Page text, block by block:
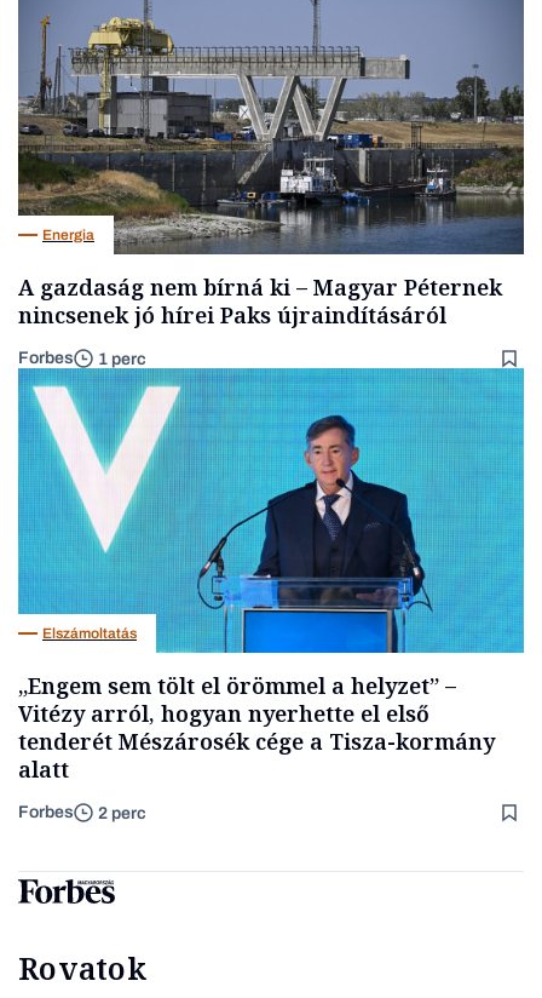
Energia
A gazdaság nem bírná ki – Magyar Péternek
nincsenek jó hírei Paks újraindításáról
Forbes 1 perc
Elszámoltatás
„Engem sem tölt el örömmel a helyzet” –
Vitézy arról, hogyan nyerhette el első
tenderét Mészárosék cége a Tisza-kormány
alatt
Forbes 2 perc
Rovatok